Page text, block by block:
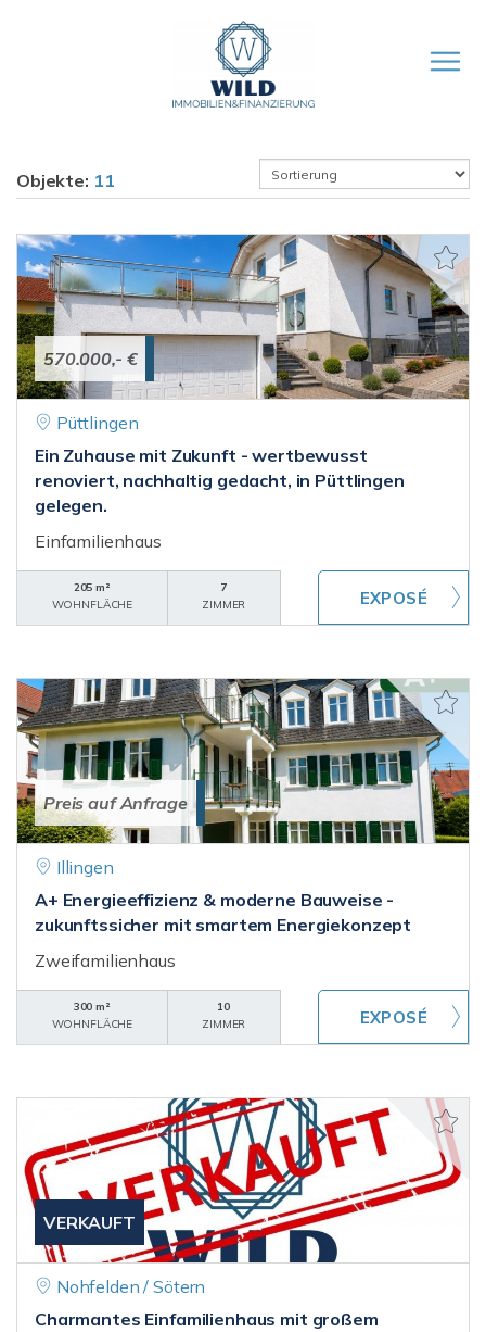
Objekte: 11
570.000,- €
Püttlingen
Ein Zuhause mit Zukunft - wertbewusst
renoviert, nachhaltig gedacht, in Püttlingen
gelegen.
Einfamilienhaus
205 m²
WOHNFLÄCHE
7
ZIMMER
Preis auf Anfrage
Illingen
A+ Energieeffizienz & moderne Bauweise -
zukunftssicher mit smartem Energiekonzept
Zweifamilienhaus
300 m²
WOHNFLÄCHE
10
ZIMMER
VERKAUFT
Nohfelden / Sötern
Charmantes Einfamilienhaus mit großem